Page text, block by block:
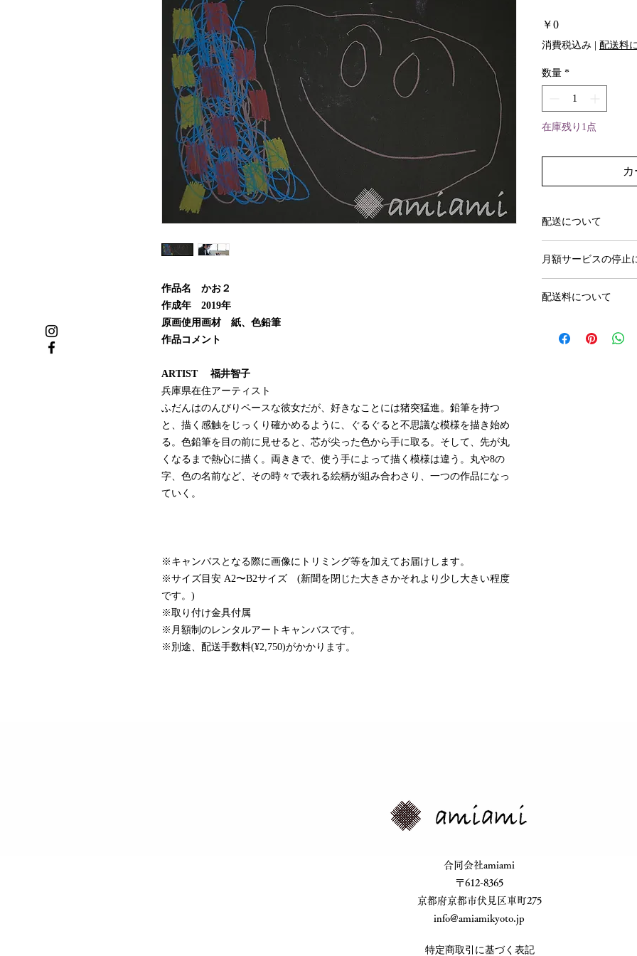
作品名 かお２
作成年 2019年
原画使用画材 紙、色鉛筆
作品コメント
ARTIST 福井智子
兵庫県在住アーティスト
ふだんはのんびりペースな彼女だが、好きなことには猪突猛進。鉛筆を持つ
と、描く感触をじっくり確かめるように、ぐるぐると不思議な模様を描き始め
る。色鉛筆を目の前に見せると、芯が尖った色から手に取る。そして、先が丸
くなるまで熱心に描く。両ききで、使う手によって描く模様は違う。丸や8の
字、色の名前など、その時々で表れる絵柄が組み合わさり、一つの作品になっ
ていく。
※キャンバスとなる際に画像にトリミング等を加えてお届けします。
※サイズ目安 A2〜B2サイズ (新聞を閉じた大きさかそれより少し大きい程度
です。)
※取り付け金具付属
※月額制のレンタルアートキャンバスです。
※別途、配送手数料(¥2,750)がかかります。
￥0価
格
消費税込み | 配送料
数量 *
在庫残り1点
配送について
月額サービスの停止
ば次月の引き落とし
その際は、作品をご
配送料について
アートキャンバス小
​合同会社amiami
​〒612-8365
​京都府京都市伏見区車町275
info@amiamikyoto.jp
特定商取引に基づく表記